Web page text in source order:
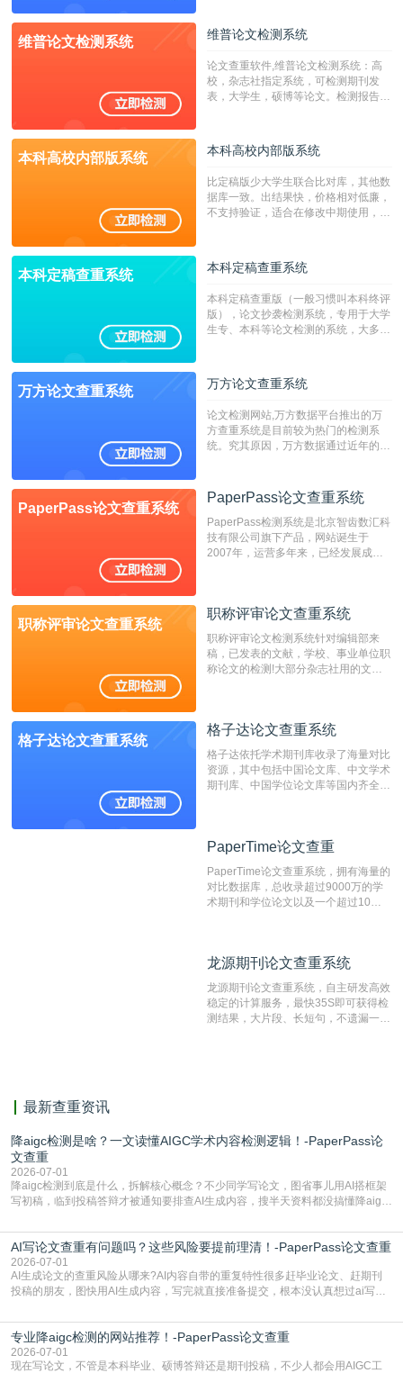
校用来检测硕博论文的系统，检测范围
广，数据来源真实，检测算法合理!本
字符数30万）
维普论文检测系统 维普论文检测系统
论文查重软件,维普论文检测系统：高
校，杂志社指定系统，可检测期刊发
表，大学生，硕博等论文。检测报告支
本科高校内部版系统 本科高校内部版系统
比定稿版少大学生联合比对库，其他数
据库一致。出结果快，价格相对低廉，
不支持验证，适合在修改中期使用，定
本科定稿查重系统 本科定稿查重系统
本科定稿查重版（一般习惯叫本科终评
版），论文抄袭检测系统，专用于大学
生专、本科等论文检测的系统，大多数
万方论文查重系统 万方论文查重系统
论文检测网站,万方数据平台推出的万
方查重系统是目前较为热门的检测系
统。究其原因，万方数据通过近年的发
检测系统，其真实性和权威性无可厚
非。其次，相对于知网而言，万方检测
费用少，上手容易，是学生初次论文查
重的推荐系统。
PaperPass论文查重系统
PaperPass论文查重系统
PaperPass检测系统是北京智齿数汇科
技有限公司旗下产品，网站诞生于
2007年，运营多年来，已经发展成为
检测速度快、精度高，市场反映良好。
职称评审论文查重系统
职称评审论文查重系统
职称评审论文检测系统针对编辑部来
稿，已发表的文献，学校、事业单位职
称论文的检测!大部分杂志社用的文献
编辑部检测来稿和已发表的文献,检测
测时注意填写第一作者,才能排除已发
表文献复制比。（限制字符数1万）
格子达论文查重系统
格子达论文查重系统
格子达依托学术期刊库收录了海量对比
资源，其中包括中国论文库、中文学术
期刊库、中国学位论文库等国内齐全的
系统，可检测中文、英文两种语言的论
PaperTime论文查重
PaperTime论文查重系统，拥有海量的
对比数据库，总收录超过9000万的学
术期刊和学位论文以及一个超过10亿
对，利用指纹索引快速而精准地在云检
有相似的片段，该项技术检测速度快、
准确率高，市场反映良好。
龙源期刊论文查重系统
龙源期刊论文查重系统，自主研发高效
稳定的计算服务，最快35S即可获得检
测结果，大片段、长短句，不遗漏一处
最新查重资讯
降aigc检测是啥？一文读懂AIGC学术内容检测逻辑！-PaperPass论
文查重
2026-07-01
降aigc检测到底是什么，拆解核心概念？不少同学写论文，图省事儿用AI搭框架
写初稿，临到投稿答辩才被通知要排查AI生成内容，搜半天资料都没搞懂降aigc
怕是已经入行的科研人员，不少人也搞不清降aigc检测是啥，对相关要求摸不
准。其实，降aigc检测是伴随AIGC工具在学术领域普及诞生的新需求，核心是为
了满足现在高校、期刊对AI生
AI写论文查重有问题吗？这些风险要提前理清！-PaperPass论文查重
2026-07-01
AI生成论文的查重风险从哪来?AI内容自带的重复特性很多赶毕业论文、赶期刊
投稿的朋友，图快用AI生成内容，写完就直接准备提交，根本没认真想过ai写论
自带不可忽视的查重风险。AI训练依赖海量公开的文本数据，生成内容本质是基
于训练数据的概率拼接，不是从零开始的原创创作。生成过程中，很容易复用已
有的高频公共表述，甚至直接拼接已经公开
专业降aigc检测的网站推荐！-PaperPass论文查重
2026-07-01
现在写论文，不管是本科毕业、硕博答辩还是期刊投稿，不少人都会用AIGC工